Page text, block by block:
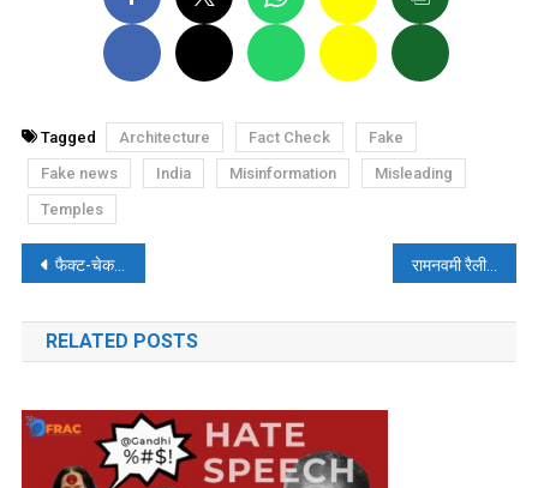
Tagged Architecture Fact Check
Fake
Fake news
India Misinformation
Misleading
Temples
पोस्ट
नेविगेशन
फैक्ट-चेक: ‘#राहुल_गांधी_गद्दार_है’ में राहुल गांधी की पुरानी क्लिपिंग का इस्तेमाल रामनवमी रैली की पुरानी क्लिप को अमरावती दंगों से जोड़कर किया जा रहा वायरल
RELATED POSTS